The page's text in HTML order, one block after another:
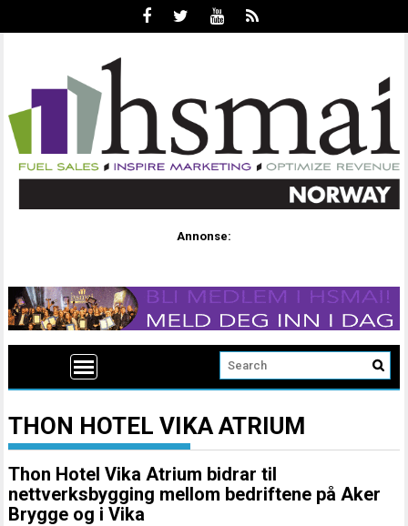
Annonse:
THON HOTEL VIKA ATRIUM
Thon Hotel Vika Atrium bidrar til
nettverksbygging mellom bedriftene på Aker
Brygge og i Vika